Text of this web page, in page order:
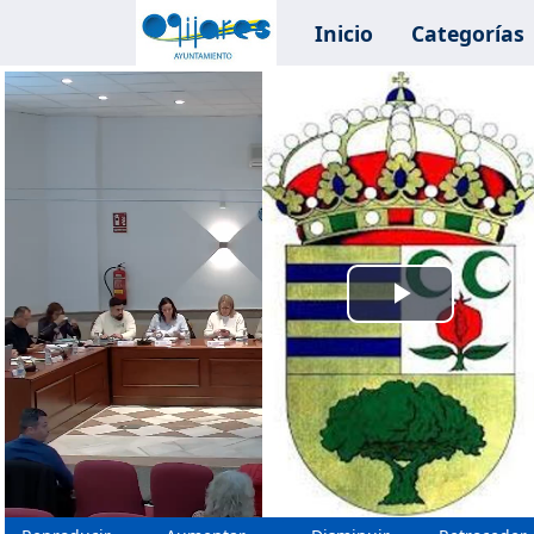
Inicio Categorías
Vídeo